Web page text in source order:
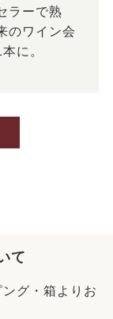
ラーで熟
のワイン会
に。
て
グ・箱よりお